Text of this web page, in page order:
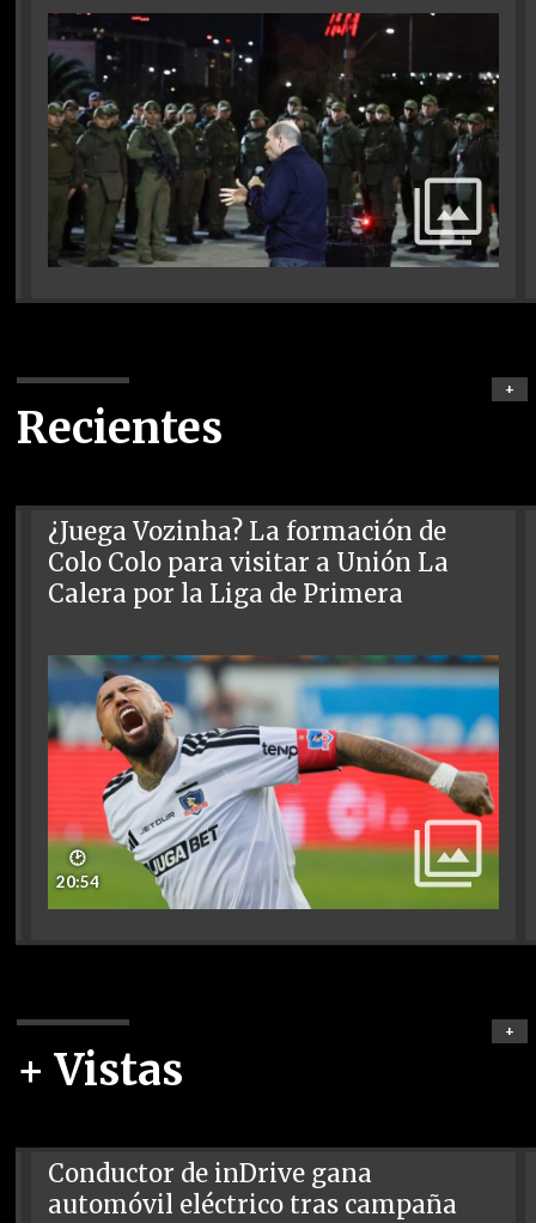
Recientes
+
¿Juega Vozinha? La formación de
Colo Colo para visitar a Unión La
Calera por la Liga de Primera
🕑
20:54
+ Vistas
+
Conductor de inDrive gana
automóvil eléctrico tras campaña